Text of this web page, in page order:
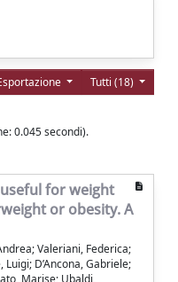
Tutti (18)
0.045 secondi).
for weight
or obesity. A
Valeriani, Federica;
D’Ancona, Gabriele;
Marise; Ubaldi,